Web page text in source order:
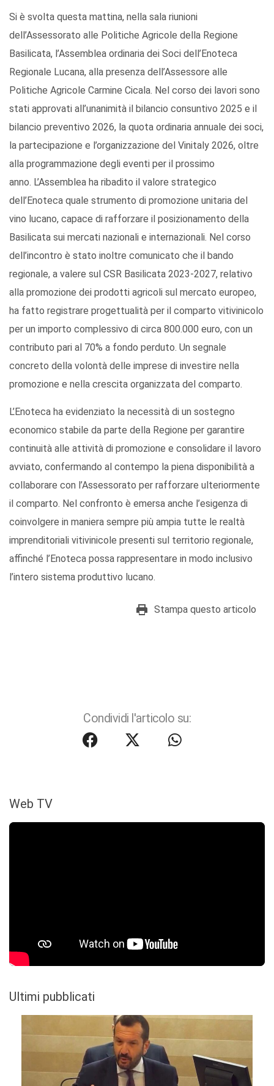
Si è svolta questa mattina, nella sala riunioni
dell’Assessorato alle Politiche Agricole della Regione
Basilicata, l’Assemblea ordinaria dei Soci dell’Enoteca
Regionale Lucana, alla presenza dell’Assessore alle
Politiche Agricole Carmine Cicala. Nel corso dei lavori sono
stati approvati all’unanimità il bilancio consuntivo 2025 e il
bilancio preventivo 2026, la quota ordinaria annuale dei soci,
la partecipazione e l’organizzazione del Vinitaly 2026, oltre
alla programmazione degli eventi per il prossimo
anno. L’Assemblea ha ribadito il valore strategico
dell’Enoteca quale strumento di promozione unitaria del
vino lucano, capace di rafforzare il posizionamento della
Basilicata sui mercati nazionali e internazionali. Nel corso
dell’incontro è stato inoltre comunicato che il bando
regionale, a valere sul CSR Basilicata 2023-2027, relativo
alla promozione dei prodotti agricoli sul mercato europeo,
ha fatto registrare progettualità per il comparto vitivinicolo
per un importo complessivo di circa 800.000 euro, con un
contributo pari al 70% a fondo perduto. Un segnale
concreto della volontà delle imprese di investire nella
promozione e nella crescita organizzata del comparto.
L’Enoteca ha evidenziato la necessità di un sostegno
economico stabile da parte della Regione per garantire
continuità alle attività di promozione e consolidare il lavoro
avviato, confermando al contempo la piena disponibilità a
collaborare con l’Assessorato per rafforzare ulteriormente
il comparto. Nel confronto è emersa anche l’esigenza di
coinvolgere in maniera sempre più ampia tutte le realtà
imprenditoriali vitivinicole presenti sul territorio regionale,
affinché l’Enoteca possa rappresentare in modo inclusivo
l’intero sistema produttivo lucano.
Stampa questo articolo
Condividi l'articolo su:
Web TV
Ultimi pubblicati